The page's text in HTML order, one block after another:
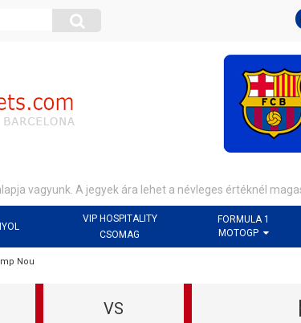
vagyunk. A jegyek ára lehet a névleges értéknél
VIP HOSPITALITY
CSOMAG
FORMULA 1
MOTOGP
Nou
VS